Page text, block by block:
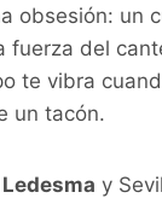
obsesión: un
fuerza del
te vibra
un tacón.
y